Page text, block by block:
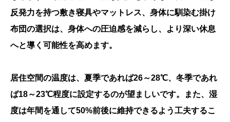
反発力を持つ敷き寝具やマットレス、身体に馴染む掛け
布団の選択は、身体への圧迫感を減らし、より深い休息
へと導く可能性を高めます。
居住空間の温度は、夏季であれば26～28℃、冬季であれ
ば18～23℃程度に設定するのが望ましいです。また、湿
度は年間を通して50%前後に維持できるよう工夫するこ